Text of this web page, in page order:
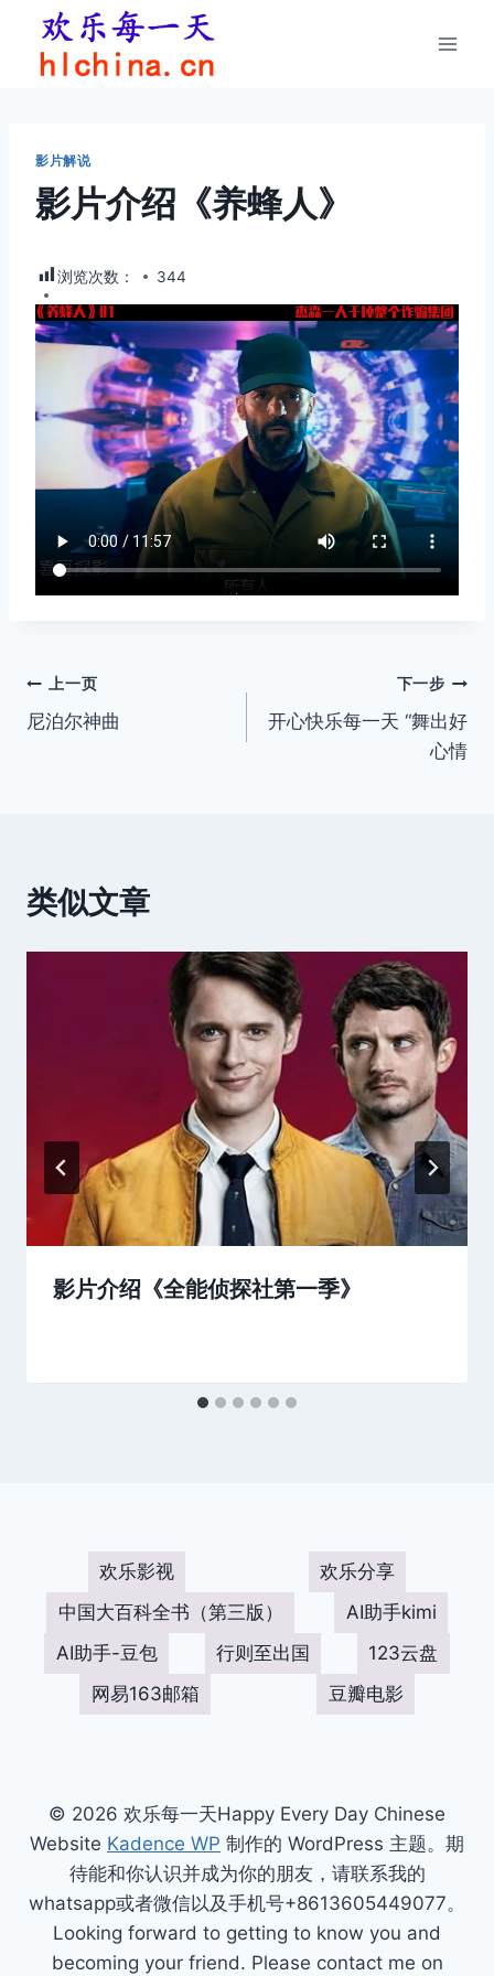
影片解说
影片介绍《养蜂人》
浏览次数： 344
文
章
上一页
尼泊尔神曲
下一步
开心快乐每一天 “舞出好
心情
类似文章
影片介绍《全能侦探社第一季》
欢乐影视
欢乐分享
中国大百科全书（第三版）
AI助手kimi
AI助手-豆包
行则至出国
123云盘
网易163邮箱
豆瓣电影
© 2026 欢乐每一天Happy Every Day Chinese
Website Kadence WP 制作的 WordPress 主题。期
待能和你认识并成为你的朋友，请联系我的
whatsapp或者微信以及手机号+8613605449077。
Looking forward to getting to know you and
becoming your friend. Please contact me on